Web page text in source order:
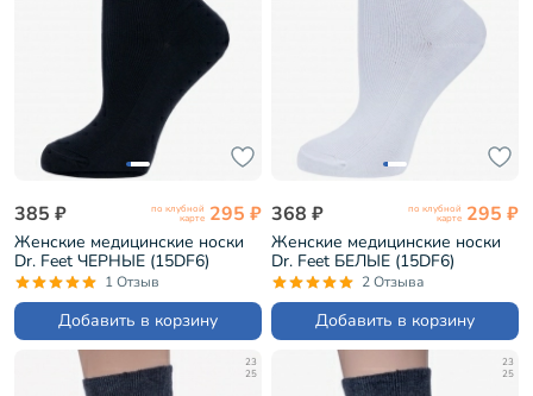
385 ₽ по клубной
карте 295 ₽
Женские медицинские носки
Dr. Feet ЧЕРНЫЕ (15DF6)
1 Отзыв
Добавить в корзину
368 ₽ по клубной
карте 295 ₽
Женские медицинские носки
Dr. Feet БЕЛЫЕ (15DF6)
2 Отзыва
Добавить в корзину
23
25
23
25